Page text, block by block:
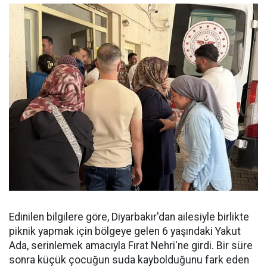
Edinilen bilgilere göre, Diyarbakır'dan ailesiyle birlikte
piknik yapmak için bölgeye gelen 6 yaşındaki Yakut
Ada, serinlemek amacıyla Fırat Nehri'ne girdi. Bir süre
sonra küçük çocuğun suda kaybolduğunu fark eden